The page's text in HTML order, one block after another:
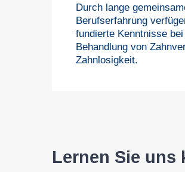
Durch lange
Berufserfahrung
fundierte Kenntnisse
Behandlung von
Zahnlosigkeit.
Lernen Sie uns